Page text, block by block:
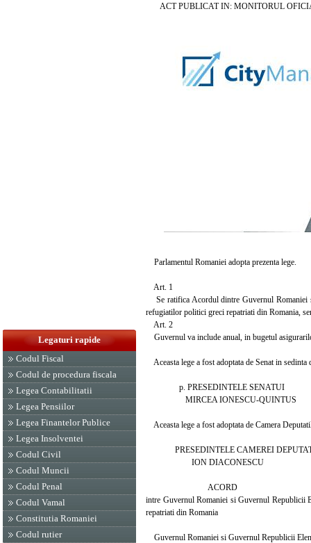
Legaturi rapide
Codul Fiscal
Codul de procedura fiscala
Legea Contabilitatii
Legea Pensiilor
Legea Finantelor Publice
Legea Insolventei
Codul Civil
Codul Muncii
Codul Penal
Codul Vamal
Constitutia Romaniei
Codul rutier
ACT PUBLICAT IN: MONITORUL
Parlamentul Romaniei adopta prezenta lege.
Art. 1
Se ratifica Acordul dintre Guvernul Romaniei
refugiatilor politici greci repatriati din Romania,
Art. 2
Guvernul va include anual, in bugetul
Aceasta lege a fost adoptata de Senat in
p. PRESEDINTELE SENATUI
MIRCEA IONESCU-QUINTUS
Aceasta lege a fost adoptata de Camera
PRESEDINTELE CAMEREI
ION DIACONESCU
ACORD
intre Guvernul Romaniei si Guvernul Republicii
repatriati din Romania
Guvernul Romaniei si Guvernul Republicii